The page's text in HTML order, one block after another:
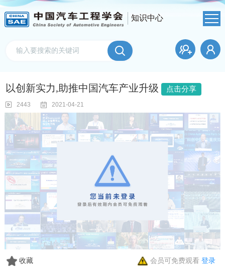
知识中心
以创新实力,助推中国汽车产业升级 点击分享
2443 2021-04-21
收藏 会员可免费观看登录